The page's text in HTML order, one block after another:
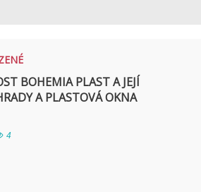
BOHEMIA PLAST A JEJÍ
A PLASTOVÁ OKNA
4